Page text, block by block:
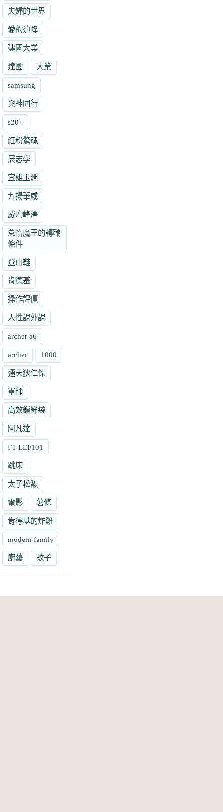
夫婦的世界
愛的迫降
建國大業
建國 大業
samsung
與神同行
s20+
紅粉驚魂
展志學
宜雄玉潤
九揚華威
威均峰澤
怠惰魔王的轉職
條件
登山鞋
肯德基
操作評價
人性課外課
archer a6
archer 1000
通天狄仁傑
軍師
高效鎖鮮袋
阿凡達
FT-LEF101
跳床
太子松馥
電影 薯條
肯德基的炸雞
modern family
廚藝 蚊子